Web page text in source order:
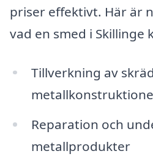
priser effektivt. Här är
vad en smed i Skillinge
Tillverkning av
Reparation och
metallprodukter